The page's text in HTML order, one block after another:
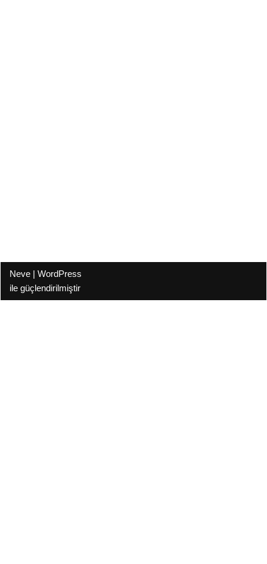
Neve | WordPress
ile güçlendirilmiştir